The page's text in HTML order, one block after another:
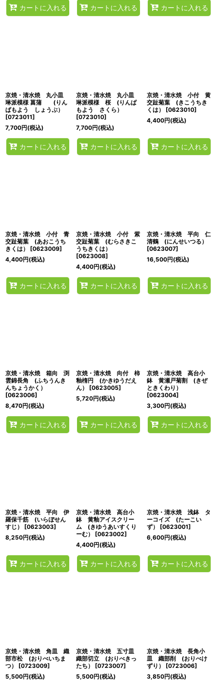
カートに入れる カートに入れる カートに入れる
京焼・清水焼 丸小皿
琳派模様 菖蒲 (りん
ぱもよう しょうぶ）
[0723011]
7,700円(税込)
カートに入れる
京焼・清水焼 丸小皿
琳派模様 桜 (りんぱ
もよう さくら）
[0723010]
7,700円(税込)
カートに入れる
京焼・清水焼 小付 黄
交趾菊葉 (きこうちき
くは）
[0623010]
4,400円(税込)
カートに入れる
京焼・清水焼 小付 青
交趾菊葉 (あおこうち
きくは）
[0623009]
4,400円(税込)
カートに入れる
京焼・清水焼 小付 紫
交趾菊葉 (むらさきこ
うちきくは）
[0623008]
4,400円(税込)
カートに入れる
京焼・清水焼 平向 仁
清鶴 (にんせいつる）
[0623007]
16,500円(税込)
カートに入れる
京焼・清水焼 箱向 渕
雲錦長角 (ふちうんき
んちょうかく）
[0623006]
8,470円(税込)
カートに入れる
京焼・清水焼 向付 柿
釉楕円 (かきゆうだえ
ん）
[0623005]
5,720円(税込)
カートに入れる
京焼・清水焼 高台小
鉢 黄瀬戸菊割 (きぜ
ときくわり）
[0623004]
3,300円(税込)
カートに入れる
京焼・清水焼 平向 伊
羅保千筋 (いらぼせん
すじ）
[0623003]
8,250円(税込)
カートに入れる
京焼・清水焼 高台小
鉢 黄釉アイスクリー
ム (きゆうあいすくり
ーむ）
[0623002]
4,400円(税込)
カートに入れる
京焼・清水焼 浅鉢 タ
ーコイズ (たーこい
ず）
[0623001]
6,600円(税込)
カートに入れる
京焼・清水焼 角皿 織
部市松 (おりべいちま
つ）
[0723009]
5,500円(税込)
京焼・清水焼 五寸皿
織部切立 (おりべきっ
たち）
[0723007]
5,500円(税込)
京焼・清水焼 長角小
皿 織部削 (おりべけ
ずり）
[0723006]
3,850円(税込)